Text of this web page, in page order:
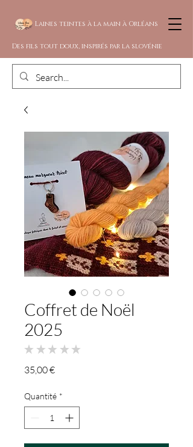
Laines teintes à la main à Orléans
Des fils tout doux, inspirés par la slovénie
Coffret de Noël
2025
★ ★ ★ ★ ★
35,00 €Prix
Quantité *